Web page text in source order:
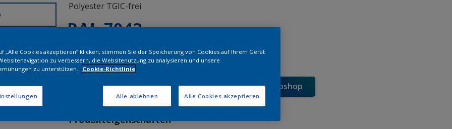
Polyester TGIC-frei
RAL 7043
SL343G
Muster bestellen Bestellen Sie direkt im Webshop
Produkteigenschaften
„Alle Cookies akzeptieren“ klicken, stimmen Sie der Speicherung von Cookies auf Ihrem Gerät
zu verbessern, die Websitenutzung zu analysieren und unsere
zu unterstützen.
Cookie-Richtlinie
Alle ablehnen Alle Cookies akzeptieren